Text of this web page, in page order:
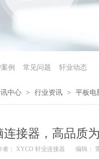
例 常见问题 轩业动态
中心 > 行业资讯 > 平板电
接器，高品质
者： XYCO 轩业连接器 编辑：